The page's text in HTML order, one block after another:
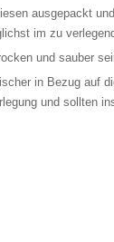
ausgepackt
im zu
und sauber
in Bezug auf
und sollten